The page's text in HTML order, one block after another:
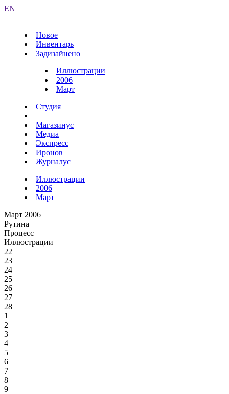
EN
Новое
Инвентарь
Задизайнено
Иллюстрации
2006
Март
Студия
Магазинус
Медиа
Экспресс
Иронов
Журналус
Иллюстрации
2006
Март
Март 2006
Рутина
Процесс
Иллюстрации
22
23
24
25
26
27
28
1
2
3
4
5
6
7
8
9